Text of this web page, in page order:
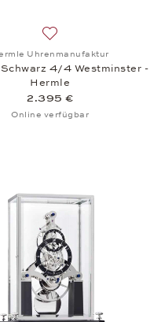
Uhrenmanufaktur
4/4 Westminster -
Hermle
2.395 €
Online verfügbar